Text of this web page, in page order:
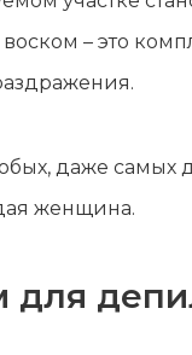
– это
даже самых
женщина.
для